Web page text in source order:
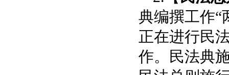
典编撰工作“
正在进行民
作。民法典